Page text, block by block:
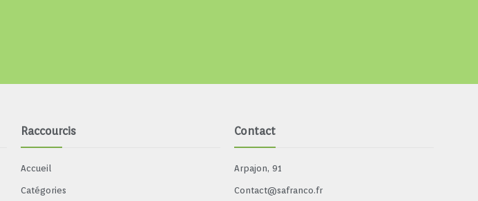
Raccourcis
Accueil
Catégories
Contact
Arpajon, 91
Contact@safranco.fr